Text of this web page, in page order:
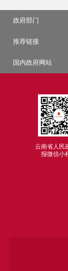
政府部门
推荐链接
国内政府网站
云南省人民
报微信小